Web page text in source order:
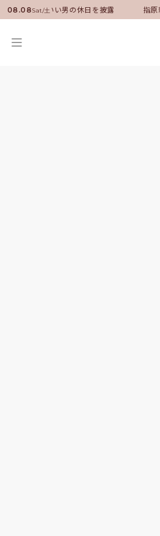
08.08Sat/土
ーに就任！いい男の休日を披露 指原